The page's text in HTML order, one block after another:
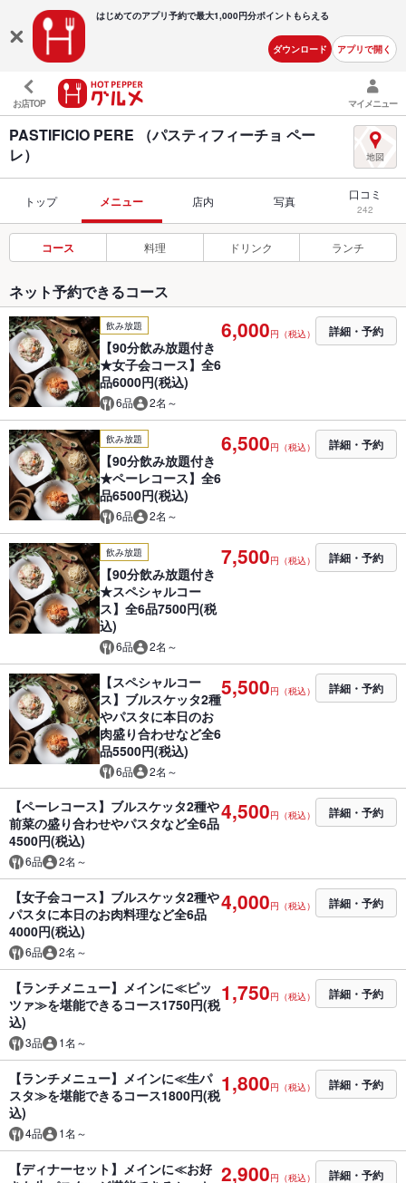
はじめてのアプリ予約で最大1,000円分ポイントもらえる
ダウンロード アプリで開く
お店TOP マイメニュー
PASTIFICIO PERE （パスティフィーチョ ペー
レ）
トップ メニュー 店内 写真 口コミ
242
コース 料理 ドリンク ランチ
ネット予約できるコース
飲み放題
【90分飲み放題付き
★女子会コース】全6
品6000円(税込)
6品 2名～
6,000円（税込） 詳細・予約
飲み放題
【90分飲み放題付き
★ペーレコース】全6
品6500円(税込)
6品 2名～
6,500円（税込） 詳細・予約
飲み放題
【90分飲み放題付き
★スペシャルコー
ス】全6品7500円(税
込)
6品 2名～
7,500円（税込） 詳細・予約
【スペシャルコー
ス】ブルスケッタ2種
やパスタに本日のお
肉盛り合わせなど全6
品5500円(税込)
6品 2名～
5,500円（税込） 詳細・予約
【ペーレコース】ブルスケッタ2種や
前菜の盛り合わせやパスタなど全6品
4500円(税込)
6品 2名～
4,500円（税込） 詳細・予約
【女子会コース】ブルスケッタ2種や
パスタに本日のお肉料理など全6品
4000円(税込)
6品 2名～
4,000円（税込） 詳細・予約
【ランチメニュー】メインに≪ピッ
ツァ≫を堪能できるコース1750円(税
込)
3品 1名～
1,750円（税込） 詳細・予約
【ランチメニュー】メインに≪生パ
スタ≫を堪能できるコース1800円(税
込)
4品 1名～
1,800円（税込） 詳細・予約
【ディナーセット】メインに≪お好 2,900円（税込） 詳細・予約